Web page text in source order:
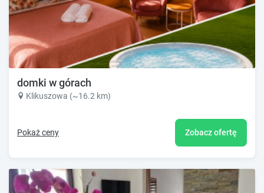
domki w górach
Klikuszowa (~16.2 km)
Pokaż ceny Zobacz ofertę